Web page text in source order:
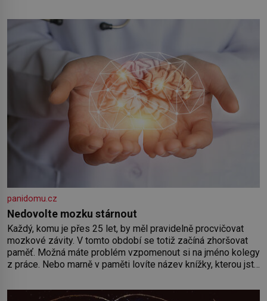
by pokoj miminka měl působit především klidně a útulně.
Předškolní věk je
panidomu.cz
Nedovolte mozku stárnout
Každý, komu je přes 25 let, by měl pravidelně procvičovat
mozkové závity. V tomto období se totiž začíná zhoršovat
paměť. Možná máte problém vzpomenout si na jméno kolegy
z práce. Nebo marně v paměti lovíte název knížky, kterou jste
paměť rozhodla stávkovat. Cvičte